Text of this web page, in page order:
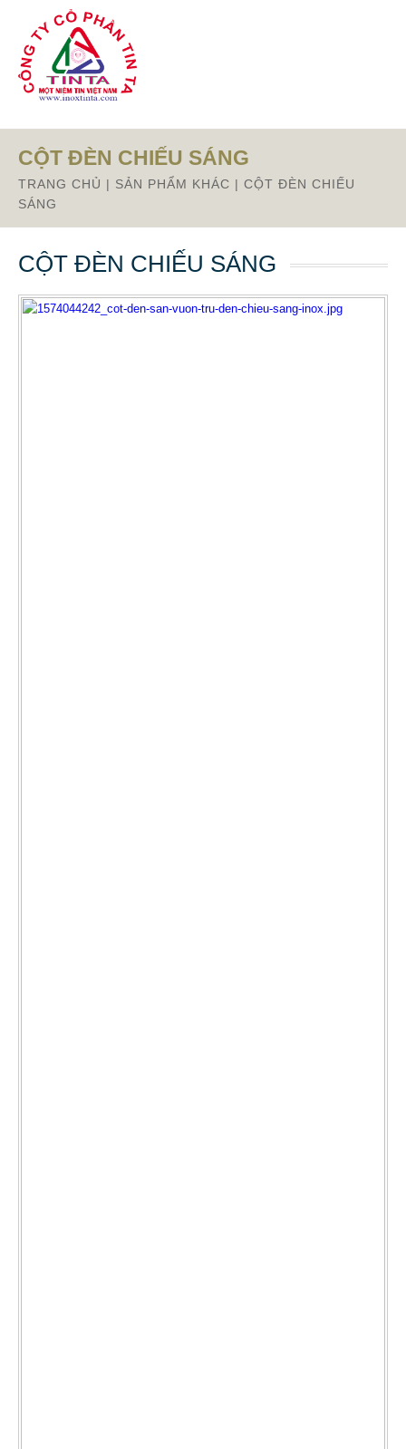
Từ mục này trở xuống là mã nguồn Zalo
CỘT ĐÈN CHIẾU SÁNG
TRANG CHỦ | SẢN PHẨM KHÁC | CỘT ĐÈN CHIẾU
SÁNG
CỘT ĐÈN CHIẾU SÁNG